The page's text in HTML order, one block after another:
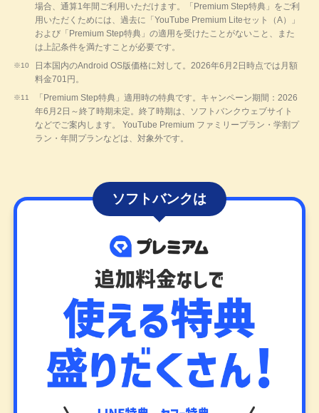
場合、通算1年間ご利用いただけます。「Premium Step特典」をご利
用いただくためには、過去に「YouTube Premium Liteセット（A）」
および「Premium Step特典」の適用を受けたことがないこと、また
は上記条件を満たすことが必要です。
日本国内のAndroid OS版価格に対して。2026年6月2日時点では月額
料金701円。
「Premium Step特典」適用時の特典です。キャンペーン期間：2026
年6月2日～終了時期未定。終了時期は、ソフトバンクウェブサイト
などでご案内します。 YouTube Premium ファミリープラン・学割プ
ラン・年間プランなどは、対象外です。
ソフトバンクは